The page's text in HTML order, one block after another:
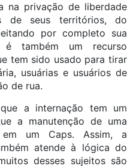
na privação de liberdade
de seus territórios, do
por completo sua
é também um recurso
tem sido usado para tirar
usuárias e usuários de
de rua.
a internação tem um
a manutenção de uma
um Caps. Assim, a
atende à lógica do
desses sujeitos são